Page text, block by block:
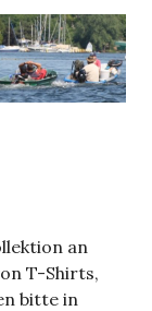
an
T-Shirts,
bitte in